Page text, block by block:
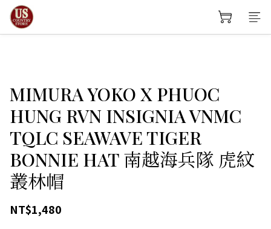
MIMURA YOKO X PHUOC
HUNG RVN INSIGNIA VNMC
TQLC SEAWAVE TIGER
BONNIE HAT 南越海兵隊 虎紋
叢林帽
NT$1,480